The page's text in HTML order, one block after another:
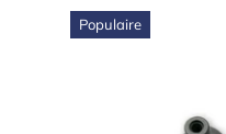
Populaire